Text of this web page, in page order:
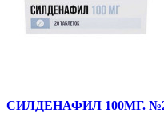
СИЛДЕНАФИЛ 100МГ.